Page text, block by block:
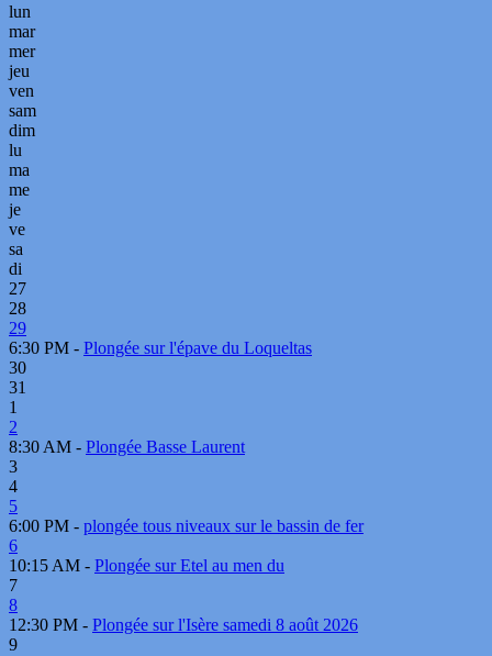
lun
mar
mer
jeu
ven
sam
dim
lu
ma
me
je
ve
sa
di
27
28
29
6:30 PM - Plongée sur l'épave du Loqueltas
30
31
1
2
8:30 AM - Plongée Basse Laurent
3
4
5
6:00 PM - plongée tous niveaux sur le bassin de fer
6
10:15 AM - Plongée sur Etel au men du
7
8
12:30 PM - Plongée sur l'Isère samedi 8 août 2026
9